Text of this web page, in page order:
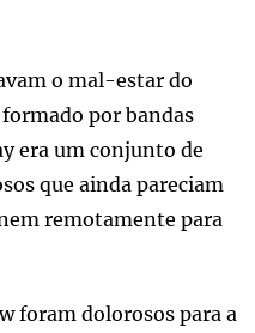
o mal-estar do
por bandas
era um conjunto de
que ainda pareciam
remotamente para
foram dolorosos para a